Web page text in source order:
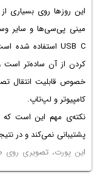
این روزها روی بسیاری
مینی پی‌سی‌ها و سایر
کردن از آن ساده‌تر است
خصوص قابلیت انتقال
کامپیوتر و لپ‌تاپ.
پشتیبانی نمی‌کند و در
تاندربولت یا با پشتیبانی از USB 4، چنین قابلیتی دارد.